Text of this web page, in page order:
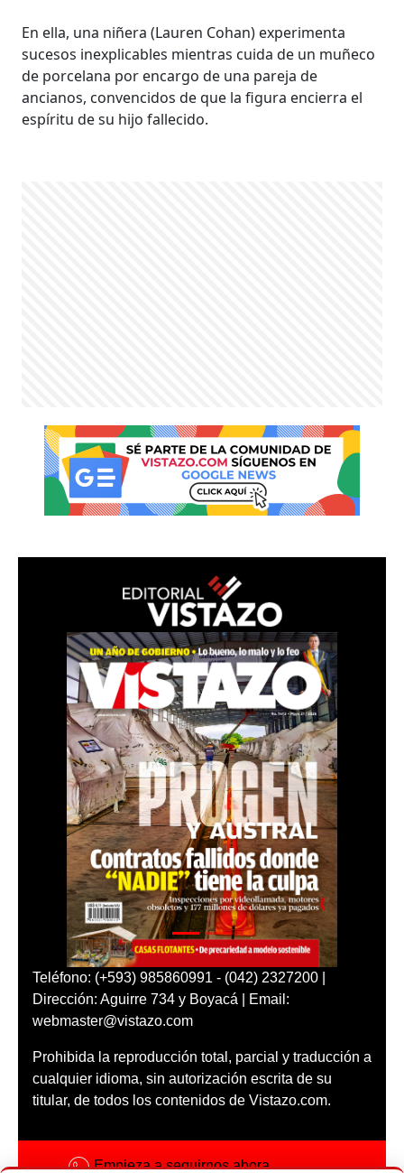
En ella, una niñera (Lauren Cohan) experimenta
sucesos inexplicables mientras cuida de un muñeco
de porcelana por encargo de una pareja de
ancianos, convencidos de que la figura encierra el
espíritu de su hijo fallecido.
Teléfono: (+593) 985860991 - (042) 2327200 |
Dirección: Aguirre 734 y Boyacá | Email:
webmaster@vistazo.com
Prohibida la reproducción total, parcial y traducción a
cualquier idioma, sin autorización escrita de su
titular, de todos los contenidos de Vistazo.com.
Empieza a seguirnos ahora